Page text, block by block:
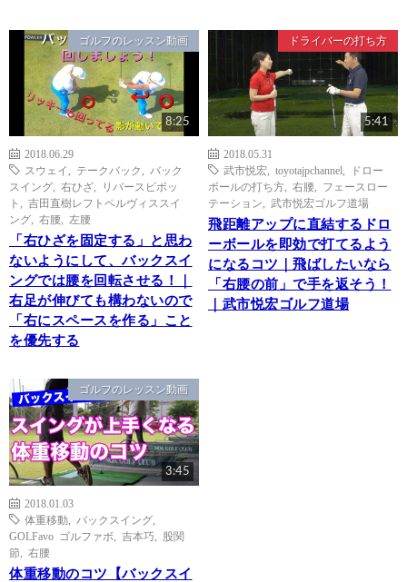
ゴルフのレッスン動画
8:25
2018.06.29
スウェイ
テークバック
バック
スイング
右ひざ
リバースピボッ
ト
吉田直樹レフトペルヴィススイ
ング
右腰 左腰
「右ひざを固定する」と思わ
ないようにして、バックスイ
ングでは腰を回転させる！｜
右足が伸びても構わないので
「右にスペースを作る」こと
を優先する
ドライバーの打ち方
5:41
2018.05.31
武市悦宏
toyotajpchannel
ドロー
ボールの打ち方
右腰
フェースロー
テーション
武市悦宏ゴルフ道場
飛距離アップに直結するドロ
ーボールを即効で打てるよう
になるコツ｜飛ばしたいなら
「右腰の前」で手を返そう！
｜武市悦宏ゴルフ道場
ゴルフのレッスン動画
3:45
2018.01.03
体重移動
バックスイング
GOLFavo ゴルファボ
吉本巧
股関
節
右腰
体重移動のコツ【バックスイ